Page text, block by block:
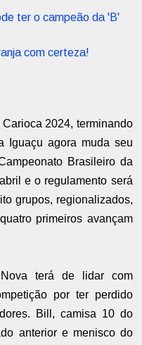
ter o campeão da 'B'
com certeza!
2024, terminando
Iguaçu agora muda seu
Brasileiro da
e o regulamento será
grupos, regionalizados,
primeiros avançam
terá de lidar com
por ter perdido
Bill, camisa 10 do
anterior e menisco do